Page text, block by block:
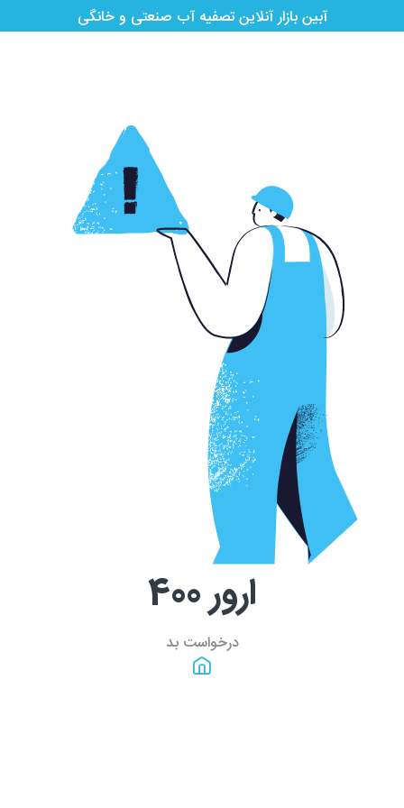
آبین بازار آنلاین تصفیه آب صنعتی و خانگی
ارور400
درخواست بد